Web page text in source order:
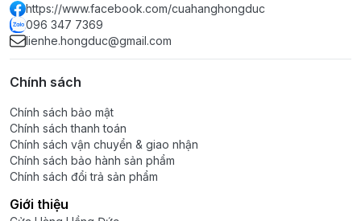
https://www.facebook.com/cuahanghongduc
096 347 7369
lienhe.hongduc@gmail.com
Chính sách
Chính sách bảo mật
Chính sách thanh toán
Chính sách vận chuyển & giao nhận
Chính sách bảo hành sản phẩm
Chính sách đổi trả sản phẩm
Giới thiệu